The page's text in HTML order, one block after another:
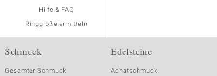
Hilfe & FAQ
Ringgröße ermitteln
Schmuck
Gesamter Schmuck
Edelsteine
Achatschmuck